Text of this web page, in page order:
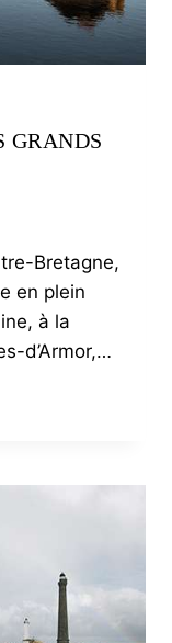
GRANDS
Bretagne,
en plein
à la
d’Armor,…